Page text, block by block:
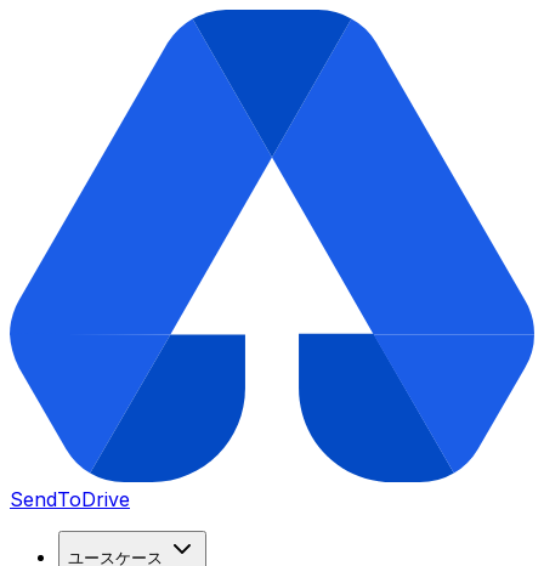
SendToDrive
ユースケース